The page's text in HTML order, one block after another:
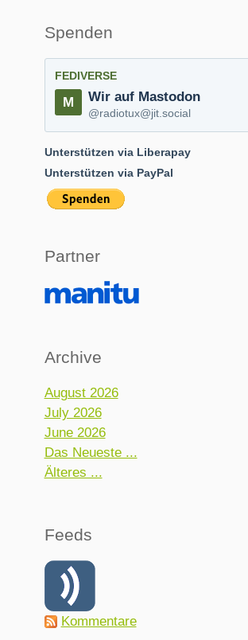
Spenden
FEDIVERSE
Wir auf Mastodon
@radiotux@jit.social
Unterstützen via Liberapay
Unterstützen via PayPal
Partner
Archive
August 2026
July 2026
June 2026
Das Neueste ...
Älteres ...
Feeds
Kommentare